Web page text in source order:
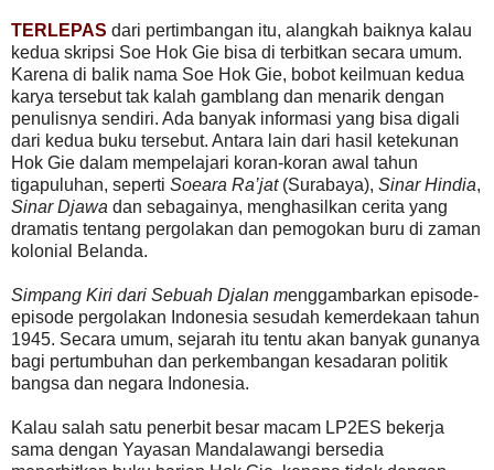
TERLEPAS dari pertimbangan itu, alangkah baiknya kalau
kedua skripsi Soe Hok Gie bisa di terbitkan secara umum.
Karena di balik nama Soe Hok Gie, bobot keilmuan kedua
karya tersebut tak kalah gamblang dan menarik dengan
penulisnya sendiri. Ada banyak informasi yang bisa digali
dari kedua buku tersebut. Antara lain dari hasil ketekunan
Hok Gie dalam mempelajari koran-koran awal tahun
tigapuluhan, seperti Soeara Ra’jat(Surabaya), Sinar Hindia,
Sinar Djawa dan sebagainya, menghasilkan cerita yang
dramatis tentang pergolakan dan pemogokan buru di zaman
kolonial Belanda.
Simpang Kiri dari Sebuah Djalan menggambarkan episode-
episode pergolakan Indonesia sesudah kemerdekaan tahun
1945. Secara umum, sejarah itu tentu akan banyak gunanya
bagi pertumbuhan dan perkembangan kesadaran politik
bangsa dan negara Indonesia.
Kalau salah satu penerbit besar macam LP2ES bekerja
sama dengan Yayasan Mandalawangi bersedia